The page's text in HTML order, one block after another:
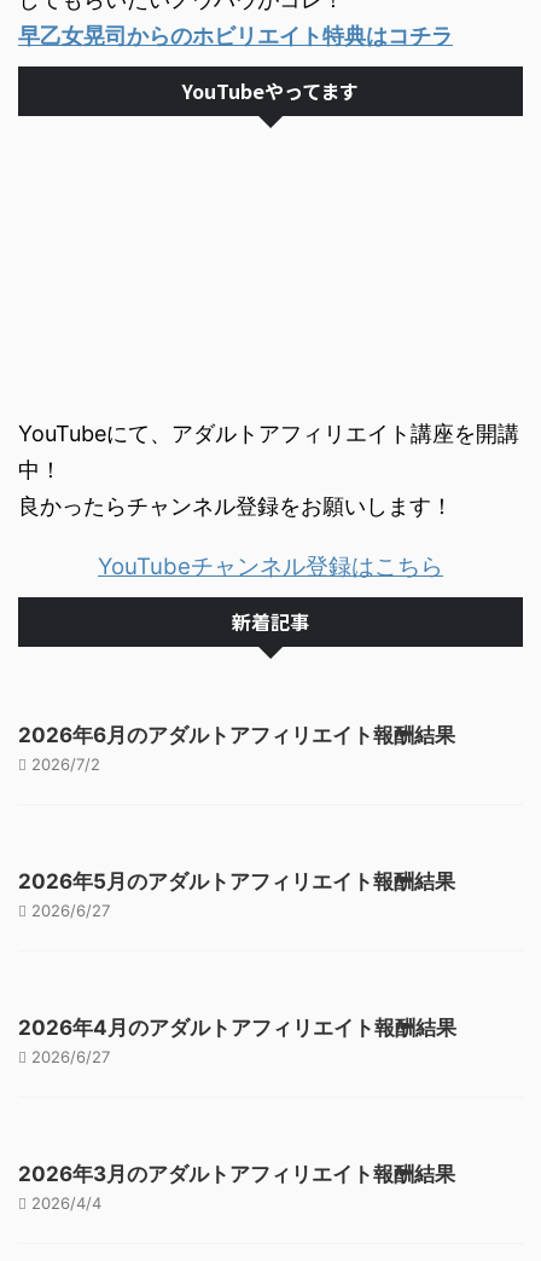
早乙女晃司からのホビリエイト特典はコチラ
YouTubeやってます
YouTubeにて、アダルトアフィリエイト講座を開講
中！
良かったらチャンネル登録をお願いします！
YouTubeチャンネル登録はこちら
新着記事
2026年6月のアダルトアフィリエイト報酬結果
2026/7/2
2026年5月のアダルトアフィリエイト報酬結果
2026/6/27
2026年4月のアダルトアフィリエイト報酬結果
2026/6/27
2026年3月のアダルトアフィリエイト報酬結果
2026/4/4